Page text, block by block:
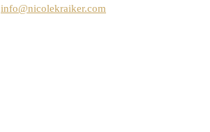
info@nicolekraiker.com